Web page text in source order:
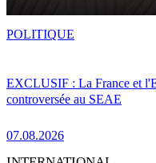
EXCLUSIF : La France et
controversée au SEAE
07.08.2026
POLITIQUE